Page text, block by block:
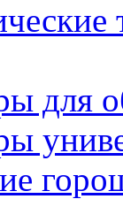
для